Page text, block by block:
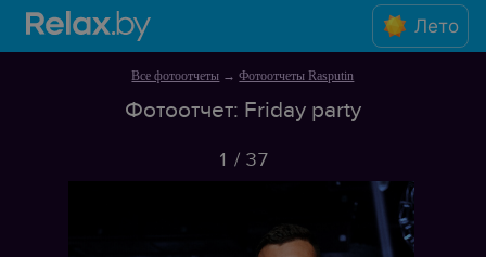
Лето
Все фотоотчеты →Фотоотчеты Rasputin
Фотоотчет: Friday party
1 / 37